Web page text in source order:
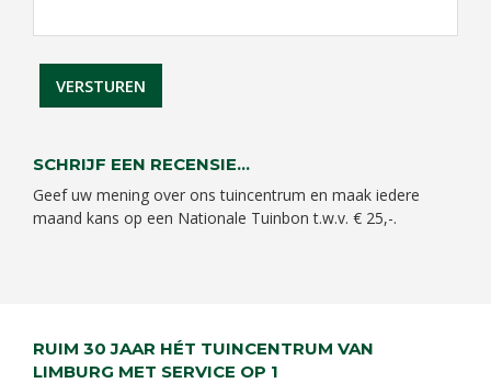
SCHRIJF EEN RECENSIE...
Geef uw mening over ons tuincentrum en maak iedere
maand kans op een Nationale Tuinbon t.w.v. € 25,-.
RUIM 30 JAAR HÉT TUINCENTRUM VAN
LIMBURG MET SERVICE OP 1